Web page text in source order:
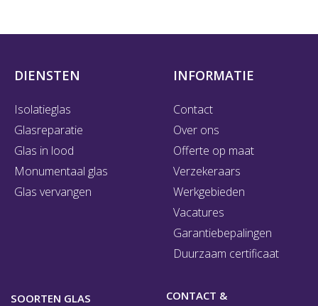
DIENSTEN
Isolatieglas
Glasreparatie
Glas in lood
Monumentaal glas
Glas vervangen
INFORMATIE
Contact
Over ons
Offerte op maat
Verzekeraars
Werkgebieden
Vacatures
Garantiebepalingen
Duurzaam certificaat
SOORTEN GLAS
CONTACT &